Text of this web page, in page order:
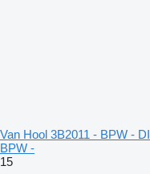
Van Hool 3B2011 - BPW -
BPW -
15